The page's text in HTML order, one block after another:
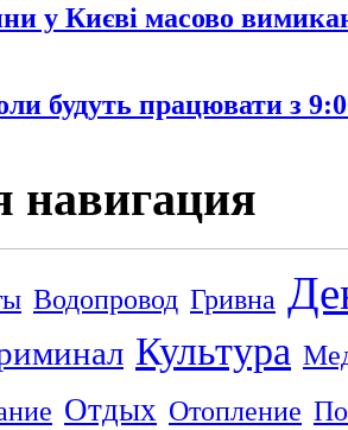
у Києві масово
будуть працювати з
навигация
Водопровод Гривна
Культура
Отдых Отопление